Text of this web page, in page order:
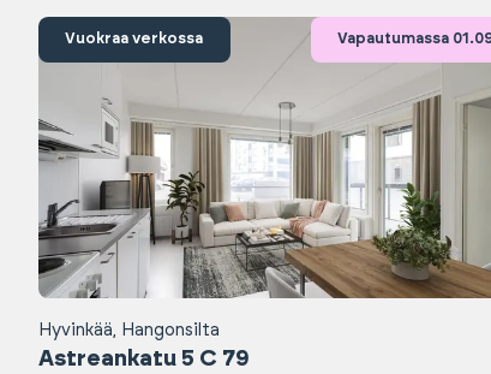
Vuokraa verkossa Vapautumassa
Hyvinkää, Hangonsilta
Astreankatu 5 C 79